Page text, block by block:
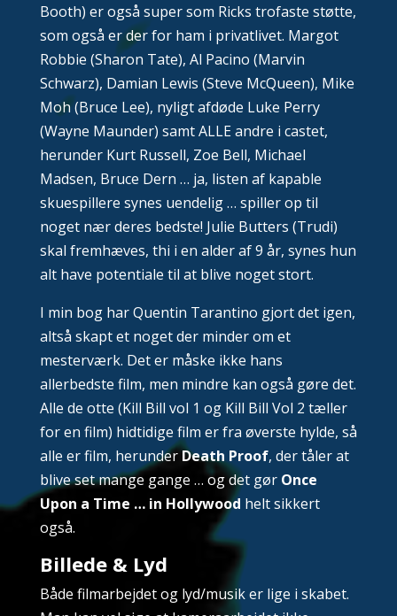
Booth) er også super som Ricks trofaste støtte,
som også er der for ham i privatlivet. Margot
Robbie (Sharon Tate), Al Pacino (Marvin
Schwarz), Damian Lewis (Steve McQueen), Mike
Moh (Bruce Lee), nyligt afdøde Luke Perry
(Wayne Maunder) samt ALLE andre i castet,
herunder Kurt Russell, Zoe Bell, Michael
Madsen, Bruce Dern … ja, listen af kapable
skuespillere synes uendelig … spiller op til
noget nær deres bedste! Julie Butters (Trudi)
skal fremhæves, thi i en alder af 9 år, synes hun
alt have potentiale til at blive noget stort.
I min bog har Quentin Tarantino gjort det igen,
altså skapt et noget der minder om et
mesterværk. Det er måske ikke hans
allerbedste film, men mindre kan også gøre det.
Alle de otte (Kill Bill vol 1 og Kill Bill Vol 2 tæller
for en film) hidtidige film er fra øverste hylde, så
alle er film, herunderDeath Proof, der tåler at
blive set mange gange … og det gør Once
Upon a Time … in Hollywood helt sikkert
også.
Billede & Lyd
Både filmarbejdet og lyd/musik er lige i skabet.